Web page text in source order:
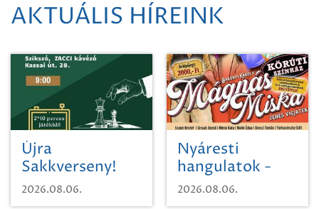
AKTUÁLIS HÍREINK
Újra
Sakkverseny!
2026.08.06.
Nyáresti
hangulatok -
Mágnás Miska
2026.08.06.